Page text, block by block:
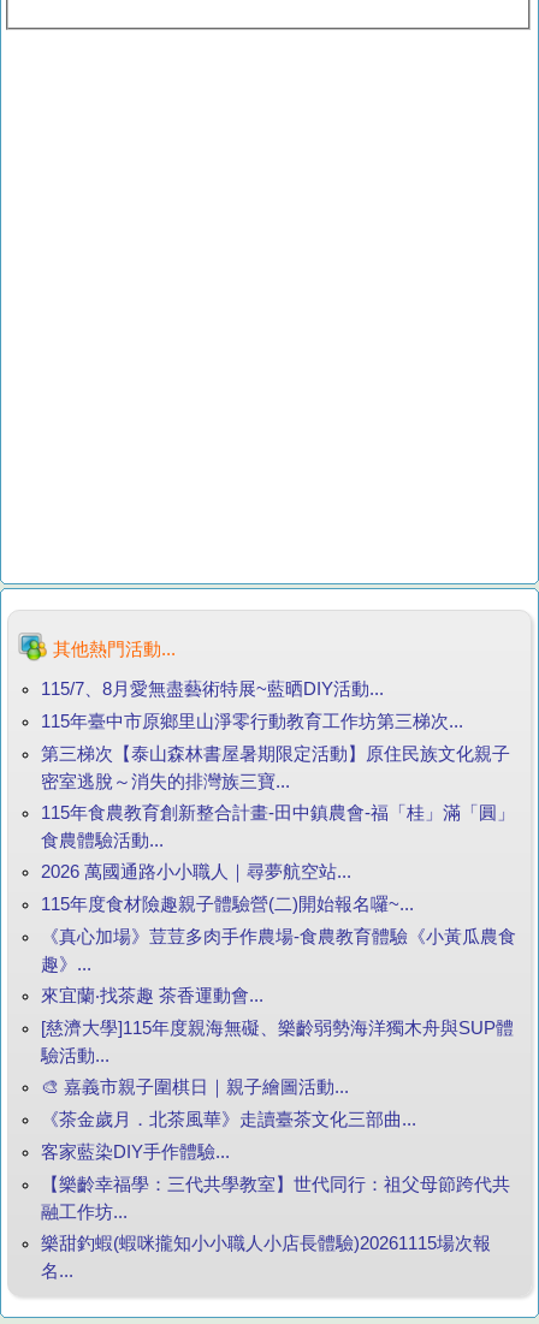
其他熱門活動...
115/7、8月愛無盡藝術特展~藍晒DIY活動...
115年臺中市原鄉里山淨零行動教育工作坊第三梯次...
第三梯次【泰山森林書屋暑期限定活動】原住民族文化親子
密室逃脫～消失的排灣族三寶...
115年食農教育創新整合計畫-田中鎮農會-福「桂」滿「圓」
食農體驗活動...
2026 萬國通路小小職人｜尋夢航空站...
115年度食材險趣親子體驗營(二)開始報名囉~...
《真心加場》荳荳多肉手作農場-食農教育體驗《小黃瓜農食
趣》...
來宜蘭‧找茶趣 茶香運動會...
[慈濟大學]115年度親海無礙、樂齡弱勢海洋獨木舟與SUP體
驗活動...
🎨 嘉義市親子圍棋日｜親子繪圖活動...
《茶金歲月．北茶風華》走讀臺茶文化三部曲...
客家藍染DIY手作體驗...
【樂齡幸福學：三代共學教室】世代同行：祖父母節跨代共
融工作坊...
樂甜釣蝦(蝦咪攏知小小職人小店長體驗)20261115場次報
名...